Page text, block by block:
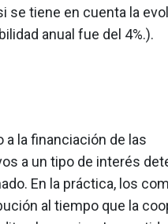
se tiene en cuenta la
anual fue del 4%.).
la financiación de las
a un tipo de interés
En la práctica, los
al tiempo que la